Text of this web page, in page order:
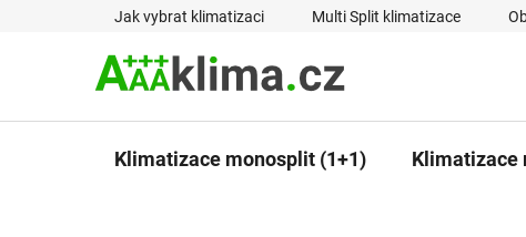
Jak vybrat klimatizaci Multi Split klimatizace
Klimatizace monosplit (1+1) Klimatizace